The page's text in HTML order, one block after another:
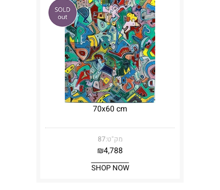
70x60 cm
מק"ט:87
₪4,788
SHOP NOW